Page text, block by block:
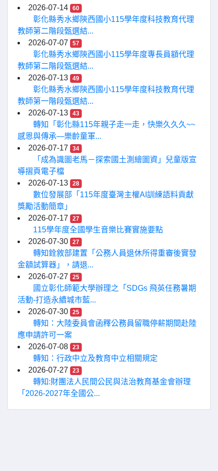
2026-07-14 60
彰化縣秀水鄉陝西國小115學年度科技教育代理
教師第二階段甄選結...
2026-07-07
57
彰化縣秀水鄉陝西國小115學年度專長員額代理
教師第二階段甄選結...
2026-07-13
49
彰化縣秀水鄉陝西國小115學年度科技教育代理
教師第一階段甄選結...
2026-07-13
43
轉知「彰化縣115年親子走一走，快樂久久久~~
感恩與傳承—樂齡童軍...
2026-07-17
34
「成為識圖老馬－探索國土測繪圖資」兒童版宣
導摺頁電子檔
2026-07-13
28
數位發展部「115年度臺灣主權AI訓練語料貢獻
獎勵活動簡章」
2026-07-17
27
115學年度全國學生音樂比賽實施要點
2026-07-30
27
轉知銓敘部建置「公務人員退休所得重審後實發
金額試算器」，請退...
2026-07-27
25
國立彰化師範大學辦理之「SDGs 飛英任務暑期
活動-打造永續城市藍...
2026-07-30
25
轉知：大陸委員會函釋公務員留職停薪期間赴陸
應申請許可一案
2026-07-08
23
轉知：行政中立及教育中立相關規定
2026-07-27
23
轉知:財團法人民間公民與法治教育基金會辦理
「2026-2027年全國公...